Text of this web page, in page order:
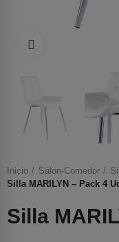
Inicio Sálon-Comedor
Silla MARILYN – Pack 4
Silla